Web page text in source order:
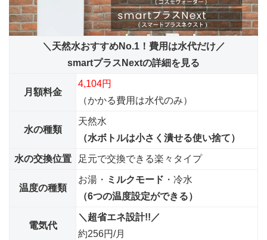
＼天然水おすすめNo.1！費用は水代だけ／
smartプラスNextの詳細を見る
月額料金
4,104円
（かかる費用は水代のみ）
水の種類
天然水
（水ボトルは小さく潰せる使い捨て）
水の交換位置 足元で交換できる楽々タイプ
温度の種類
お湯・ ミルクモード ・冷水
（6つの温度設定ができる）
電気代
＼超省エネ設計!!／
約256円/月